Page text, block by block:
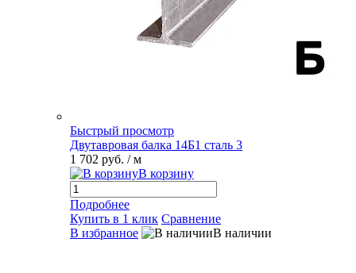
Быстрый просмотр
Двутавровая балка 14Б1 сталь 3
1 702 руб. / м
В корзину
Подробнее
Купить в 1 клик Сравнение
В избранное
В наличии